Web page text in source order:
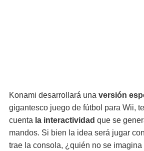
Konami desarrollará una versión
gigantesco juego de fútbol para Wii,
cuenta la interactividad que se
mandos. Si bien la idea será jugar
trae la consola, ¿quién no se imagina